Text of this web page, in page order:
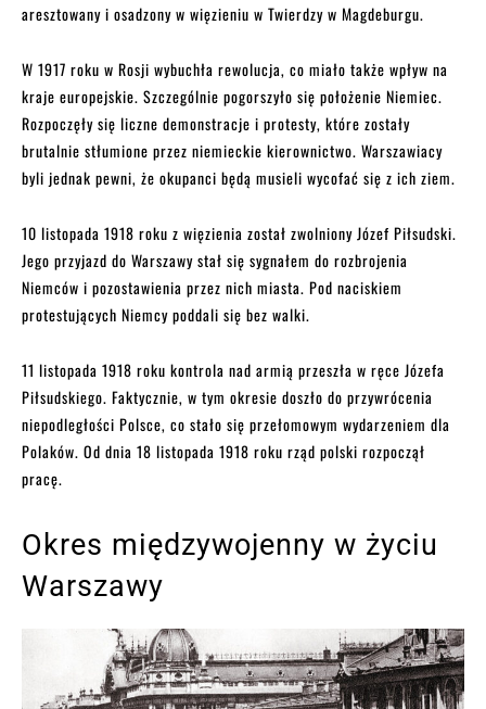
aresztowany i osadzony w więzieniu w Twierdzy w Magdeburgu.
W 1917 roku w Rosji wybuchła rewolucja, co miało także wpływ na
kraje europejskie. Szczególnie pogorszyło się położenie Niemiec.
Rozpoczęły się liczne demonstracje i protesty, które zostały
brutalnie stłumione przez niemieckie kierownictwo. Warszawiacy
byli jednak pewni, że okupanci będą musieli wycofać się z ich ziem.
10 listopada 1918 roku z więzienia został zwolniony Józef Piłsudski.
Jego przyjazd do Warszawy stał się sygnałem do rozbrojenia
Niemców i pozostawienia przez nich miasta. Pod naciskiem
protestujących Niemcy poddali się bez walki.
11 listopada 1918 roku kontrola nad armią przeszła w ręce Józefa
Piłsudskiego. Faktycznie, w tym okresie doszło do przywrócenia
niepodległości Polsce, co stało się przełomowym wydarzeniem dla
Polaków. Od dnia 18 listopada 1918 roku rząd polski rozpoczął
pracę.
Okres międzywojenny w życiu
Warszawy